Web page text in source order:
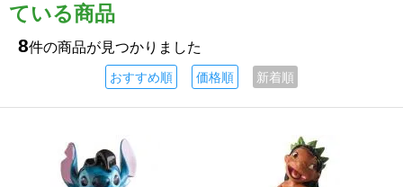
ている商品
8件の商品が見つかりました
おすすめ順 価格順 新着順